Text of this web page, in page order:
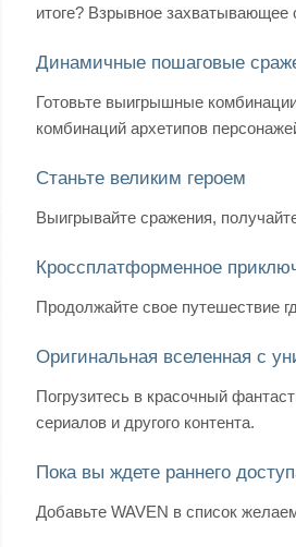
итоге? Взрывное захватывающее
Динамичные пошаговые
Готовьте выигрышные
комбинаций архетипов
Станьте великим героем
Выигрывайте сражения,
Кроссплатформенное
Продолжайте свое путешествие
Оригинальная вселенная с
Погрузитесь в красочный
сериалов и другого контента.
Пока вы ждете раннего
Добавьте WAVEN в список